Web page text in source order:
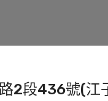
2段436號(江